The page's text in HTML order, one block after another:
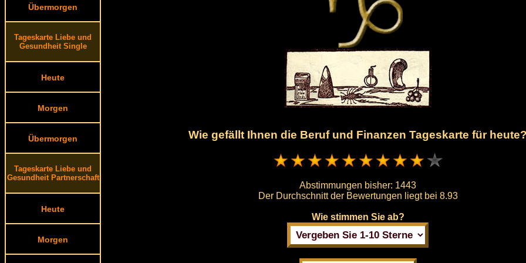
Übermorgen
Tageskarte Liebe und
Gesundheit Single
Heute
Morgen
Übermorgen
Tageskarte Liebe und
Gesundheit Partnerschaft
Heute
Morgen
Wie gefällt Ihnen die Beruf und Finanzen Tageskarte für
Abstimmungen bisher: 1443
Der Durchschnitt der Bewertungen liegt bei 8.93
Wie stimmen Sie ab?